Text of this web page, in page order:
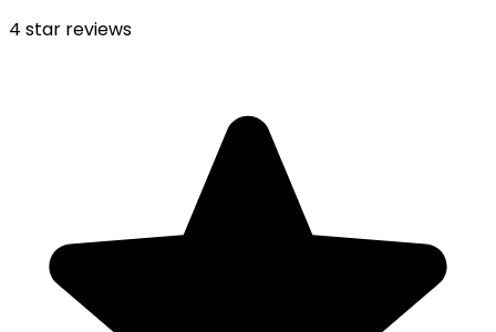
4 star reviews